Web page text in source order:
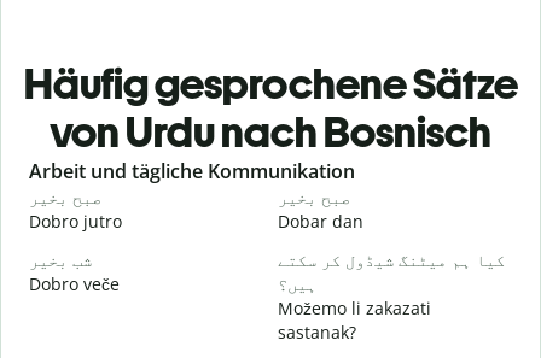
Häufig gesprochene Sätze
von Urdu nach Bosnisch
Slide 1 of 6
Arbeit und tägliche Kommunikation
صبح بخیر
Dobro jutro
صبح بخیر
Dobar dan
شب بخیر
Dobro veče
کیا ہم میٹنگ شیڈول کر سکتے
ہیں؟
Možemo li zakazati
sastanak?